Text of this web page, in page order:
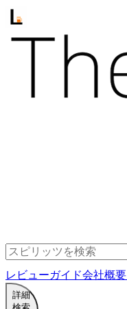
レビューガイド会社概要
詳細
検索